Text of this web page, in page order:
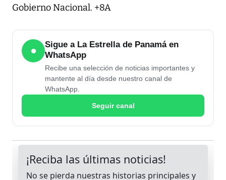
Gobierno Nacional. +8A
●
Sigue a La Estrella de Panamá en
WhatsApp
Recibe una selección de noticias importantes y
mantente al día desde nuestro canal de
WhatsApp.
Seguir canal